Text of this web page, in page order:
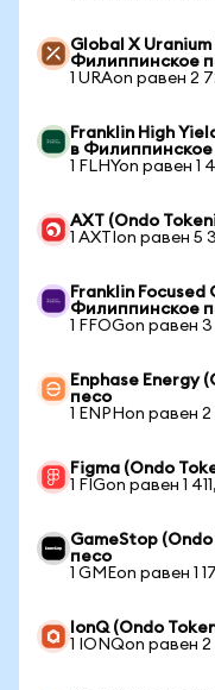
Global X Uranium
Филиппинское
1 URAon равен 2
Franklin High
в Филиппинское
1 FLHYon равен 1
AXT (Ondo
1 AXTIon равен 5
Franklin Focused
Филиппинское
1 FFOGon равен
Enphase Energy
песо
1 ENPHon равен
Figma (Ondo
1 FIGon равен 1
GameStop
песо
1 GMEon равен 1
IonQ (Ondo
1 IONQon равен